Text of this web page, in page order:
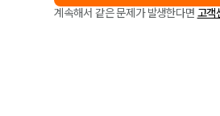
계속해서 같은 문제가 발생한다면 고객